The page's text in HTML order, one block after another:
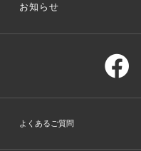
お知らせ
よくあるご質問